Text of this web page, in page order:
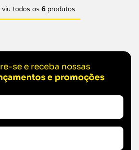
viu todos os 6 produtos
se e receba nossas
e promoções